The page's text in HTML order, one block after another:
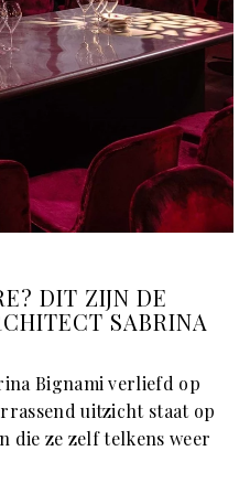
DIT ZIJN DE
SABRINA
Bignami verliefd op
uitzicht staat op
die ze zelf telkens weer